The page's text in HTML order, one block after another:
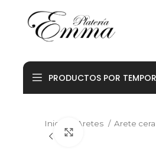
PRODUCTOS POR
Inicio Aretes Arete cera